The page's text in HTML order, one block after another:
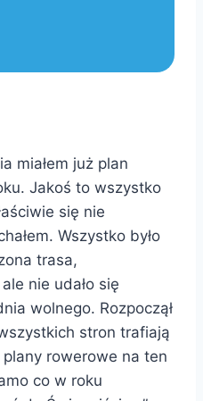
miałem już plan
Jakoś to wszystko
się nie
Wszystko było
trasa,
nie udało się
wolnego. Rozpoczął
stron trafiają
rowerowe na ten
co w roku